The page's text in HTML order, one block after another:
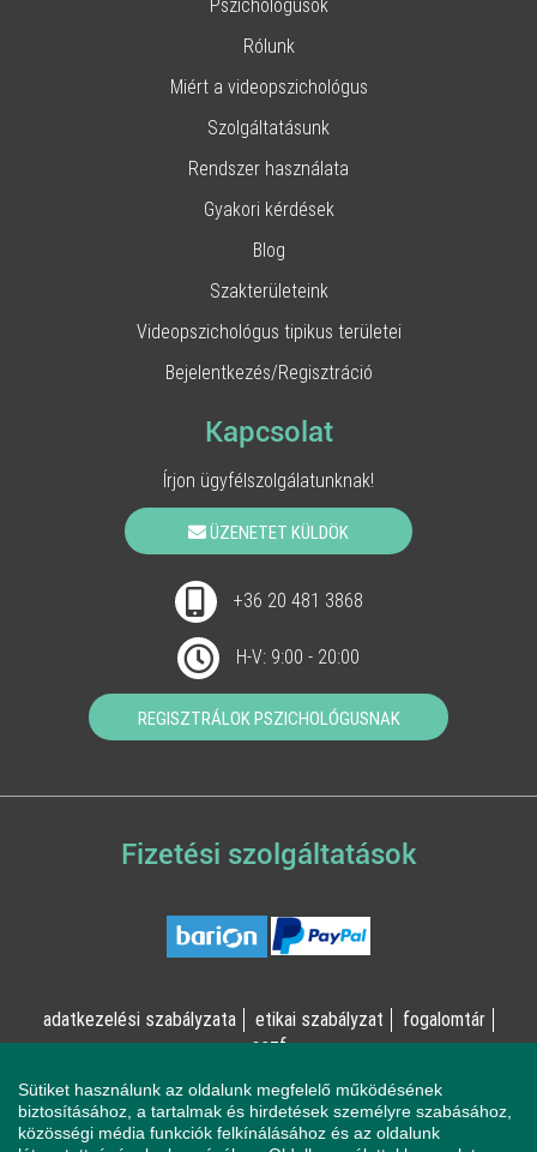
Pszichológusok
Rólunk
Miért a videopszichológus
Szolgáltatásunk
Rendszer használata
Gyakori kérdések
Blog
Szakterületeink
Videopszichológus tipikus területei
Bejelentkezés/Regisztráció
Kapcsolat
Írjon ügyfélszolgálatunknak!
ÜZENETET KÜLDÖK
+36 20 481 3868
H-V: 9:00 - 20:00
REGISZTRÁLOK PSZICHOLÓGUSNAK
Fizetési szolgáltatások
adatkezelési szabályzata etikai szabályzat
fogalomtár
aszf
© Online Pszichológia Kft. 2023 - Minden jog fenntartva!
2161 Csomád, Levente utca 14/A
Sütiket használunk az oldalunk megfelelő működésének
biztosításához, a tartalmak és hirdetések személyre szabásához,
közösségi média funkciók felkínálásához és az oldalunk